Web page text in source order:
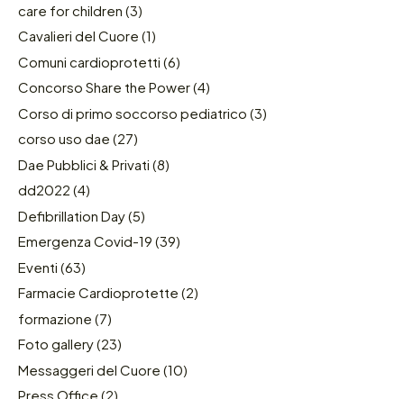
care for children (3)
Cavalieri del Cuore (1)
Comuni cardioprotetti (6)
Concorso Share the Power(4)
Corso di primo soccorso pediatrico (3)
corso uso dae (27)
Dae Pubblici & Privati (8)
dd2022 (4)
Defibrillation Day(5)
Emergenza Covid-19 (39)
Eventi (63)
Farmacie Cardioprotette (2)
formazione (7)
Foto gallery(23)
Messaggeri del Cuore (10)
Press Office (2)